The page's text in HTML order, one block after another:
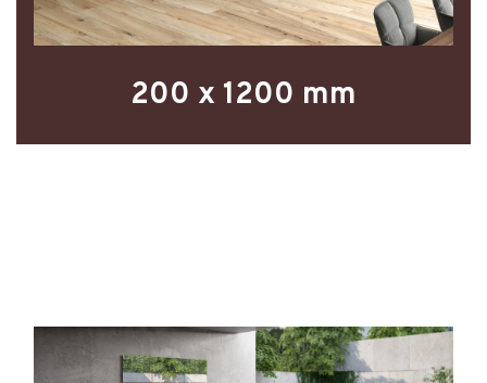
200 x 1200 mm